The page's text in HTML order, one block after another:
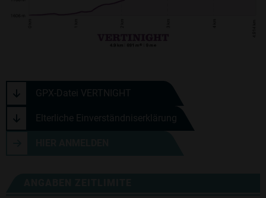
GPX-Datei VERTNIGHT
Elterliche Einverständniserklärung